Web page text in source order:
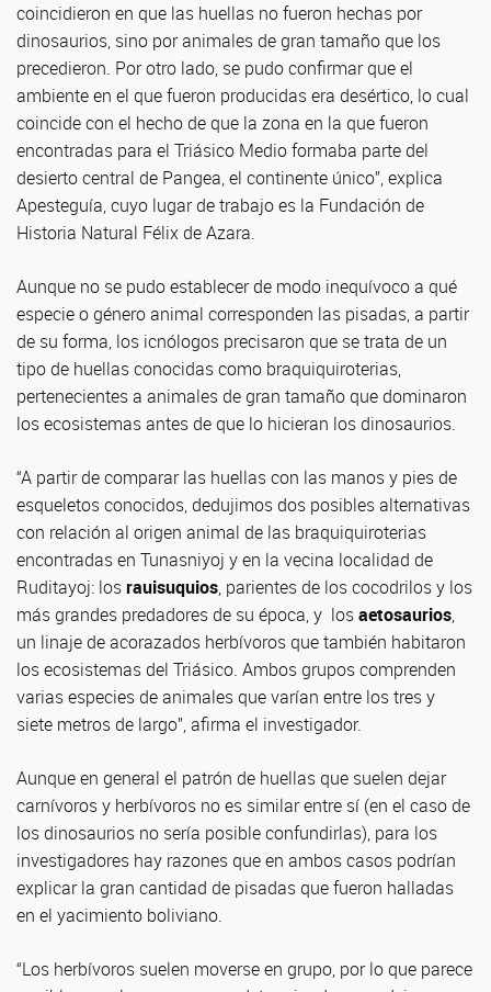
coincidieron en que las huellas no fueron hechas por
dinosaurios, sino por animales de gran tamaño que los
precedieron. Por otro lado, se pudo confirmar que el
ambiente en el que fueron producidas era desértico, lo cual
coincide con el hecho de que la zona en la que fueron
encontradas para el Triásico Medio formaba parte del
desierto central de Pangea, el continente único”, explica
Apesteguía, cuyo lugar de trabajo es la Fundación de
Historia Natural Félix de Azara.
Aunque no se pudo establecer de modo inequívoco a qué
especie o género animal corresponden las pisadas, a partir
de su forma, los icnólogos precisaron que se trata de un
tipo de huellas conocidas como braquiquiroterias,
pertenecientes a animales de gran tamaño que dominaron
los ecosistemas antes de que lo hicieran los dinosaurios.
“A partir de comparar las huellas con las manos y pies de
esqueletos conocidos, dedujimos dos posibles alternativas
con relación al origen animal de las braquiquiroterias
encontradas en Tunasniyoj y en la vecina localidad de
Ruditayoj: losrauisuquios, parientes de los cocodrilos y los
más grandes predadores de su época, y losaetosaurios,
un linaje de acorazados herbívoros que también habitaron
los ecosistemas del Triásico. Ambos grupos comprenden
varias especies de animales que varían entre los tres y
siete metros de largo”, afirma el investigador.
Aunque en general el patrón de huellas que suelen dejar
carnívoros y herbívoros no es similar entre sí (en el caso de
los dinosaurios no sería posible confundirlas), para los
investigadores hay razones que en ambos casos podrían
explicar la gran cantidad de pisadas que fueron halladas
en el yacimiento boliviano.
“Los herbívoros suelen moverse en grupo, por lo que parece